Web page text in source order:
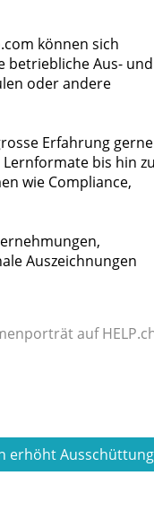
können sich
betriebliche Aus- und
oder andere
Erfahrung gerne
bis hin
wie Compliance,
Auszeichnungen
auf
erhöht